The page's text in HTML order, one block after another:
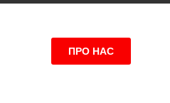
ПРО НАС